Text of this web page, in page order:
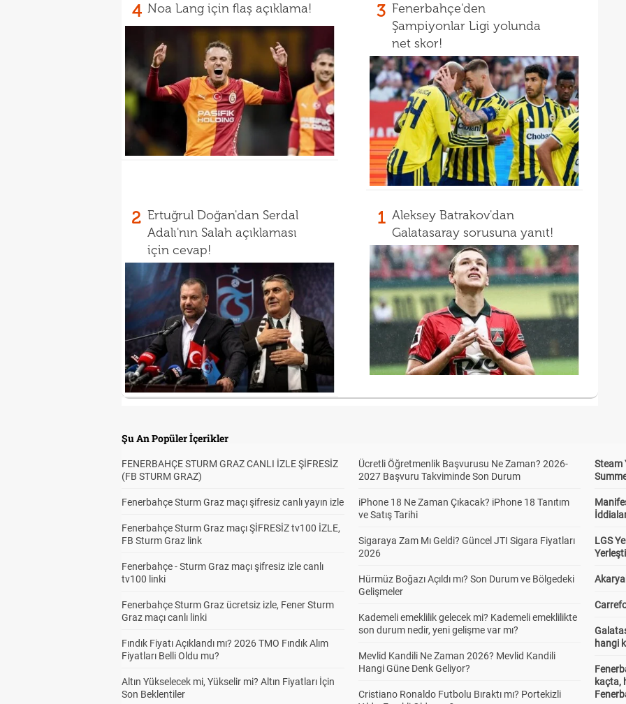
4 Noa Lang için flaş açıklama! 3 Fenerbahçe'den
Şampiyonlar Ligi yolunda
net skor!
2 Ertuğrul Doğan'dan Serdal
Adalı'nın Salah açıklaması
için cevap!
1 Aleksey Batrakov'dan
Galatasaray sorusuna yanıt!
Şu An Popüler İçerikler
FENERBAHÇE STURM GRAZ CANLI İZLE ŞİFRESİZ
(FB STURM GRAZ)
Fenerbahçe Sturm Graz maçı şifresiz canlı yayın izle
Fenerbahçe Sturm Graz maçı ŞİFRESİZ tv100 İZLE,
FB Sturm Graz link
Fenerbahçe - Sturm Graz maçı şifresiz izle canlı
tv100 linki
Fenerbahçe Sturm Graz ücretsiz izle, Fener Sturm
Graz maçı canlı linki
Fındık Fiyatı Açıklandı mı? 2026 TMO Fındık Alım
Fiyatları Belli Oldu mu?
Altın Yükselecek mi, Yükselir mi? Altın Fiyatları İçin
Son Beklentiler
Ücretli Öğretmenlik Başvurusu Ne Zaman? 2026-
2027 Başvuru Takviminde Son Durum
iPhone 18 Ne Zaman Çıkacak? iPhone 18 Tanıtım
ve Satış Tarihi
Sigaraya Zam Mı Geldi? Güncel JTI Sigara Fiyatları
2026
Hürmüz Boğazı Açıldı mı? Son Durum ve Bölgedeki
Gelişmeler
Kademeli emeklilik gelecek mi? Kademeli emeklilikte
son durum nedir, yeni gelişme var mı?
Mevlid Kandili Ne Zaman 2026? Mevlid Kandili
Hangi Güne Denk Geliyor?
Cristiano Ronaldo Futbolu Bıraktı mı? Portekizli
Steam
LGS
hangi
kaçta,